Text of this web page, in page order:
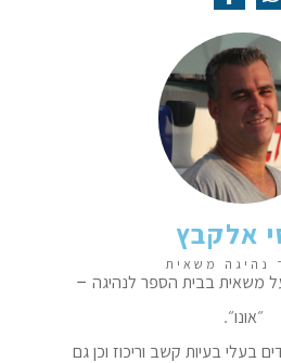
אלקבץ
נהיגה משאית
משאית בבית הספר לנהיגה –
״אונו״.
בעלי בעיות קשב וריכוז וכן גם